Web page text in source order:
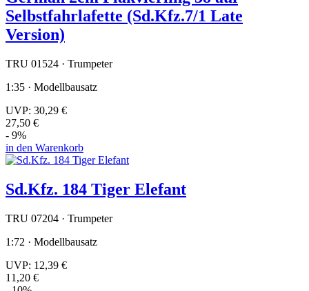
Selbstfahrlafette (Sd.Kfz.7/1 Late
Version)
TRU 01524 · Trumpeter
1:35 · Modellbausatz
UVP: 30,29 €
27,50 €
- 9%
in den Warenkorb
Sd.Kfz. 184 Tiger Elefant
TRU 07204 · Trumpeter
1:72 · Modellbausatz
UVP: 12,39 €
11,20 €